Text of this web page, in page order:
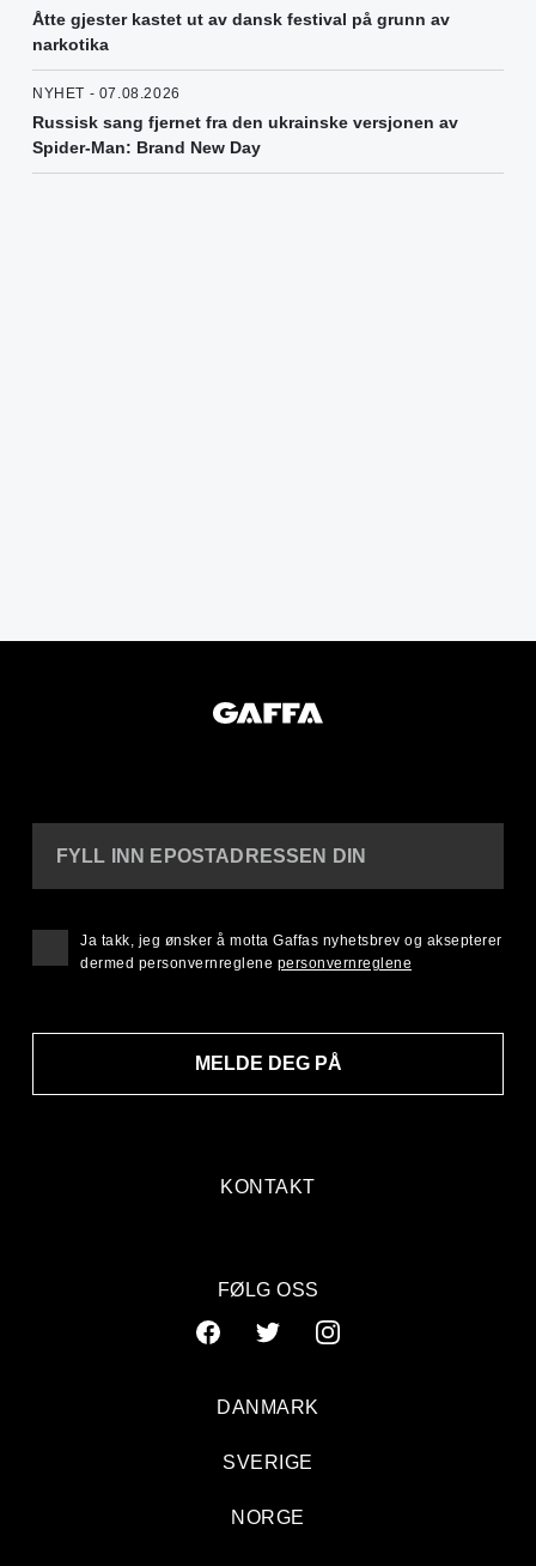
Åtte gjester kastet ut av dansk festival på grunn av
narkotika
NYHET - 07.08.2026
Russisk sang fjernet fra den ukrainske versjonen av
Spider-Man: Brand New Day
KONTAKT
FYLL INN EPOSTADRESSEN DIN
MELDE DEG PÅ
Ja takk, jeg ønsker å motta Gaffas nyhetsbrev og aksepterer
dermed personvernreglene personvernreglene
FØLG OSS
DANMARK
SVERIGE
NORGE